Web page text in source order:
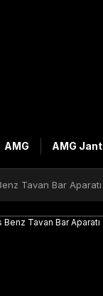
AMG AMG Jant
Tavan Bar Aparatı